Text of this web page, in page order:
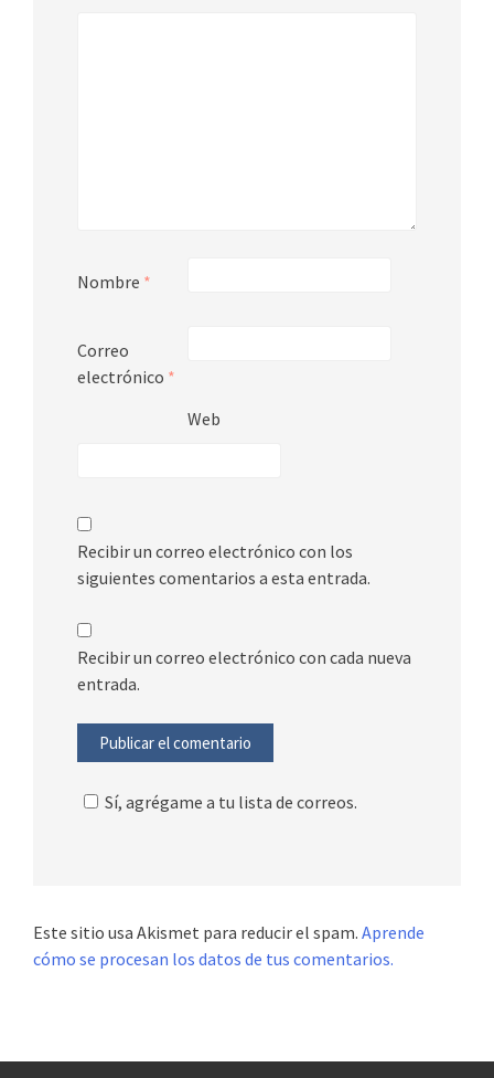
Nombre *
Correo
electrónico *
Web
Recibir un correo electrónico con los
siguientes comentarios a esta entrada.
Recibir un correo electrónico con cada nueva
entrada.
Sí, agrégame a tu lista de correos.
Este sitio usa Akismet para reducir el spam. Aprende
cómo se procesan los datos de tus comentarios.